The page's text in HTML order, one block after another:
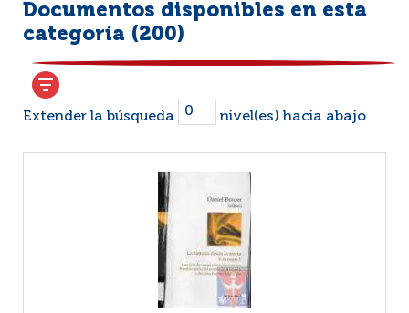
Documentos disponibles en esta
categoría (200)
Extender la búsqueda nivel(es) hacia abajo